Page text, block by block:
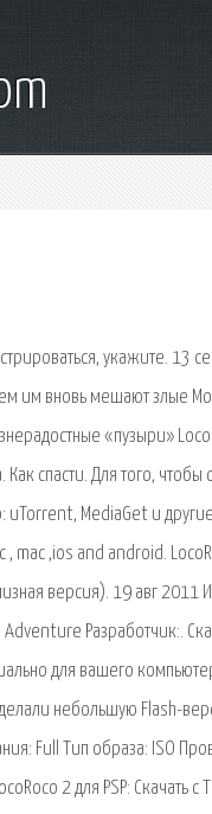
укажите. 13
им вновь мешают злые
«пузыри»
спасти. Для того, чтобы
uTorrent, MediaGet и
mac ,ios and android.
версия). 19 авг 2011
Разработчик:.
для вашего
небольшую Flash-
Full Тип образа: ISO
2 для PSP: Скачать